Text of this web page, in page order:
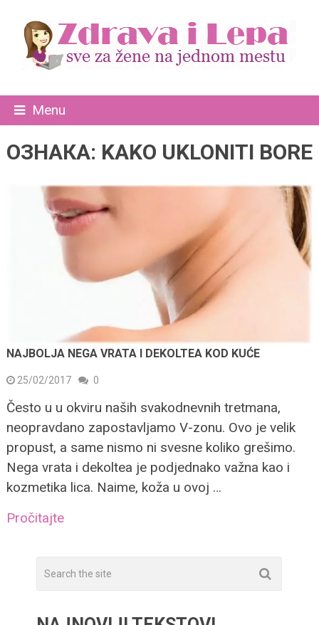
Menu
ОЗНАКА: KAKO UKLONITI BORE
NAJBOLJA NEGA VRATA I DEKOLTEA KOD KUĆE
25/02/2017 0
Često u u okviru naših svakodnevnih tretmana,
neopravdano zapostavljamo V-zonu. Ovo je velik
propust, a same nismo ni svesne koliko grešimo.
Nega vrata i dekoltea je podjednako važna kao i
kozmetika lica. Naime, koža u ovoj …
Pročitajte